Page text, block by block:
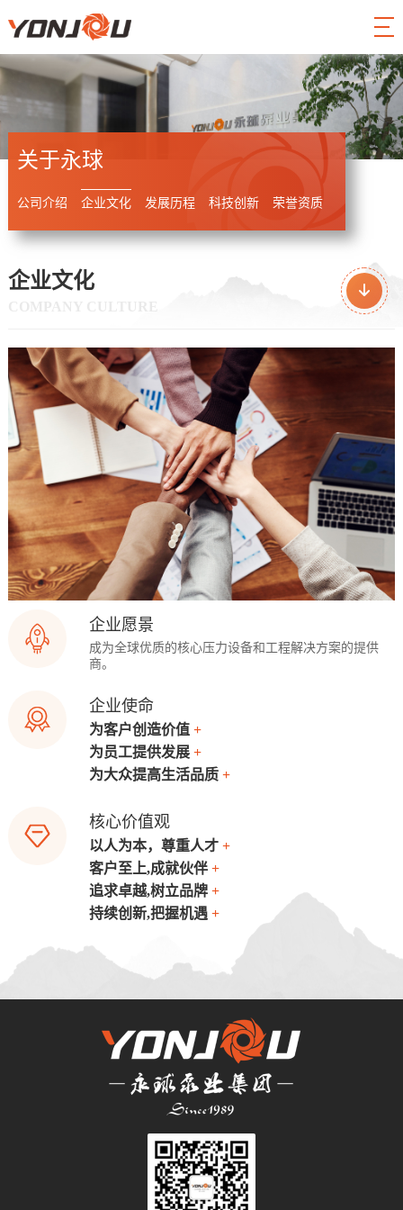
关于永球
公司介绍 企业文化 发展历程 科技创新 荣誉资质
企业文化
企业愿景
成为全球优质的核心压力设备和工程解决方案的提供
商。
企业使命
为客户创造价值 +
以客户的需求为驱动力,致力于提供有竞争力的产
品和服务,不断创造价值。
为员工提供发展 +
平台视员工为重要的财富,提供员工实现自我价值
的平台,提高员工的工作和生活幸福度。
为大众提高生活品质 +
核心价值观
以人为本，尊重人才 +
员工、企业、家庭、社会是有机统一的命运共同
体,荣辱与共。永球坚持以人为本的原则,尊重员
工,培养员工，为损工提供发展平台,实现员工和
企业的共同成长。
客户至上,成就伙伴 +
我们视客户的需求为驱动力,提供优质的产品和服
务来满足客户的需求,为客户创造可持续的价值。
我们坚持创造双向的发展平台,与合作伙伴密切配
追求卓越,树立品牌 +
追求完美,始终以先进的专业知识和技术保障卓越
的产品质量和服务。以卓越的质量打造永球品牌
持续创新,把握机遇 +
创新是企业发展的动力,永球以实现自身和客户的
可持续发展为目标,积极地迎接变革,不断创新,从
而确保能够牢牢把握新的机遇。